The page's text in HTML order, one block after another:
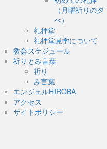
（月曜祈りの夕
べ）
礼拝堂
礼拝堂見学について
教会スケジュール
祈りとみ言葉
祈り
み言葉
エンジェルHIROBA
アクセス
サイトポリシー